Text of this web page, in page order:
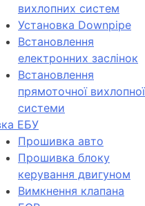
вихлопних систем
Установка Downpipe
Встановлення
електронних заслінок
Встановлення
прямоточної вихлопної
системи
ЕБУ
Прошивка авто
Прошивка блоку
керування двигуном
Вимкнення клапана